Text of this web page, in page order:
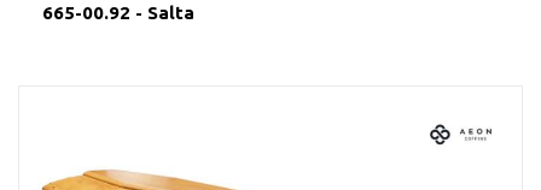
665-00.92 - Salta